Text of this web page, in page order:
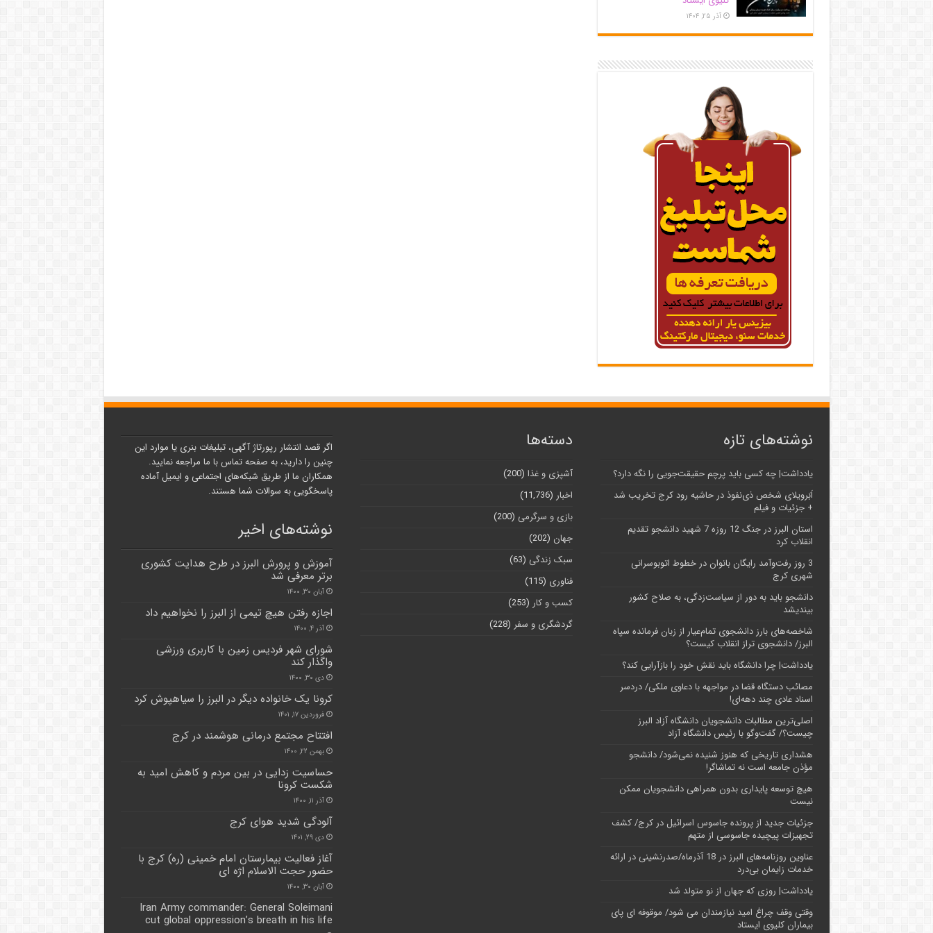
آذر ۲۵, ۱۴۰۴
نوشته‌های تازه
یادداشت| ‌چه کسی باید پرچم حقیقت‌جویی را نگه دارد؟
اَبَر‌ویلای شخص ذی‌نفوذ در حاشیه‌ رود کرج تخریب شد
+ جزئیات و فیلم
استان البرز در جنگ 12 روزه 7 شهید دانشجو تقدیم
انقلاب کرد
3 روز رفت‌وآمد رایگان بانوان در خطوط اتوبوسرانی
شهری کرج
دانشجو باید به دور از سیاست‌زدگی، به صلاح کشور
بیندیشد
شاخصه‌های بارز دانشجوی تمام‌عیار از زبان فرمانده سپاه
البرز/ دانشجوی تراز انقلاب کیست؟
یادداشت| چرا دانشگاه باید نقش خود را بازآرایی کند؟
مصائب دستگاه قضا در مواجهه با دعاوی ملکی/ دردسر
اسناد عادی چند‌ دهه‌ای!
اصلی‌ترین مطالبات دانشجویان دانشگاه آزاد البرز
چیست؟/ گفت‌وگو با رئیس دانشگاه آز‌اد
هشداری تاریخی که هنوز شنیده نمی‌شود/ دانشجو
مؤذن جامعه است نه تماشاگر!
هیچ توسعه پایداری بدون همراهی دانشجویان ممکن
نیست
جزئیات جدید از پرونده جاسوس اسرائیل در کرج/‌ کشف
تجهیزات پیچیده جاسوسی از متهم
عناوین روزنامه‌های البرز در ‌18 آذرماه/صدرنشینی در ارائه
خدمات زایمان بی‌درد
یادداشت| روزی که جهان از نو متولد شد
وقتی وقف چراغ امید نیازمندان می شود/ موقوفه ای پای
بیماران کلیوی ایستاد
دسته‌ها
آشپزی و غذا (200)
اخبار (11,736)
بازی و سرگرمی (200)
جهان (202)
سبک زندگی (63)
فناوری (115)
کسب و کار (253)
گردشگری و سفر (228)
اگر قصد انتشار رپورتاژ آگهی، تبلیغات بنری یا موارد این
چنین را دارید، به صفحه تماس با ما مراجعه نمایید.
همکاران ما از طریق شبکه‌های اجتماعی و ایمیل آماده
پاسخگویی به سوالات شما هستند.
نوشته‌های اخیر
آموزش و پرورش البرز در طرح هدایت کشوری
برتر معرفی شد
آبان ۳۰, ۱۴۰۰
اجازه رفتن هیچ تیمی از البرز را نخواهیم داد
آذر ۴, ۱۴۰۰
شورای شهر فردیس زمین با کاربری ورزشی
واگذار کند
دی ۳۰, ۱۴۰۰
کرونا یک خانواده دیگر در البرز را سیاهپوش کرد
فروردین ۱۷, ۱۴۰۱
افتتاح مجتمع درمانی هوشمند در کرج
بهمن ۲۲, ۱۴۰۰
حساسیت زدایی در بین مردم و کاهش امید به
شکست کرونا
آذر ۱۱, ۱۴۰۰
آلودگی شدید هوای کرج
دی ۲۹, ۱۴۰۱
آغاز فعالیت بیمارستان امام خمینی (ره) کرج با
حضور حجت الاسلام اژه ای
آبان ۳۰, ۱۴۰۰
Iran Army commander: General Soleimani
cut global oppression’s breath in his life